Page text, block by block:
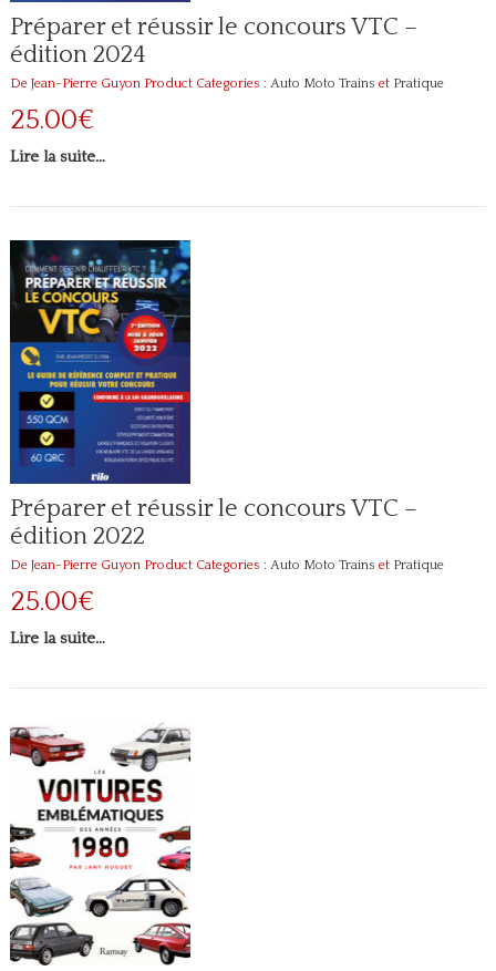
Préparer et réussir le concours VTC –
édition 2024
De Jean-Pierre GuyonProduct Categories : Auto Moto Trains et Pratique
25.00€
Lire la suite…
Préparer et réussir le concours VTC –
édition 2022
De Jean-Pierre GuyonProduct Categories : Auto Moto Trains et Pratique
25.00€
Lire la suite…